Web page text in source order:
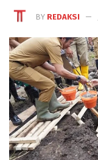
BY REDAKSI